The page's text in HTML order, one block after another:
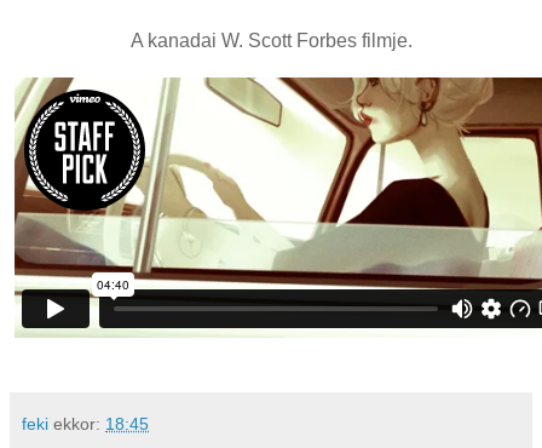
A kanadai W. Scott Forbes filmje.
feki ekkor: 18:45